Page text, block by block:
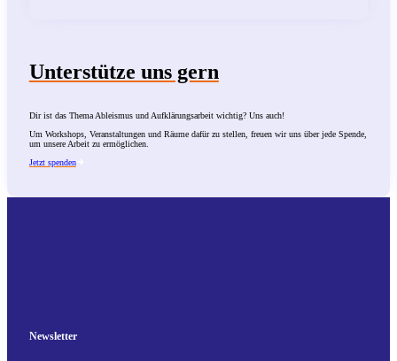
Unterstütze uns gern
Dir ist das Thema Ableismus und Aufklärungsarbeit wichtig? Uns auch!
Um Workshops, Veranstaltungen und Räume dafür zu stellen, freuen wir uns über jede Spende,
um unsere Arbeit zu ermöglichen.
Jetzt spenden
Newsletter